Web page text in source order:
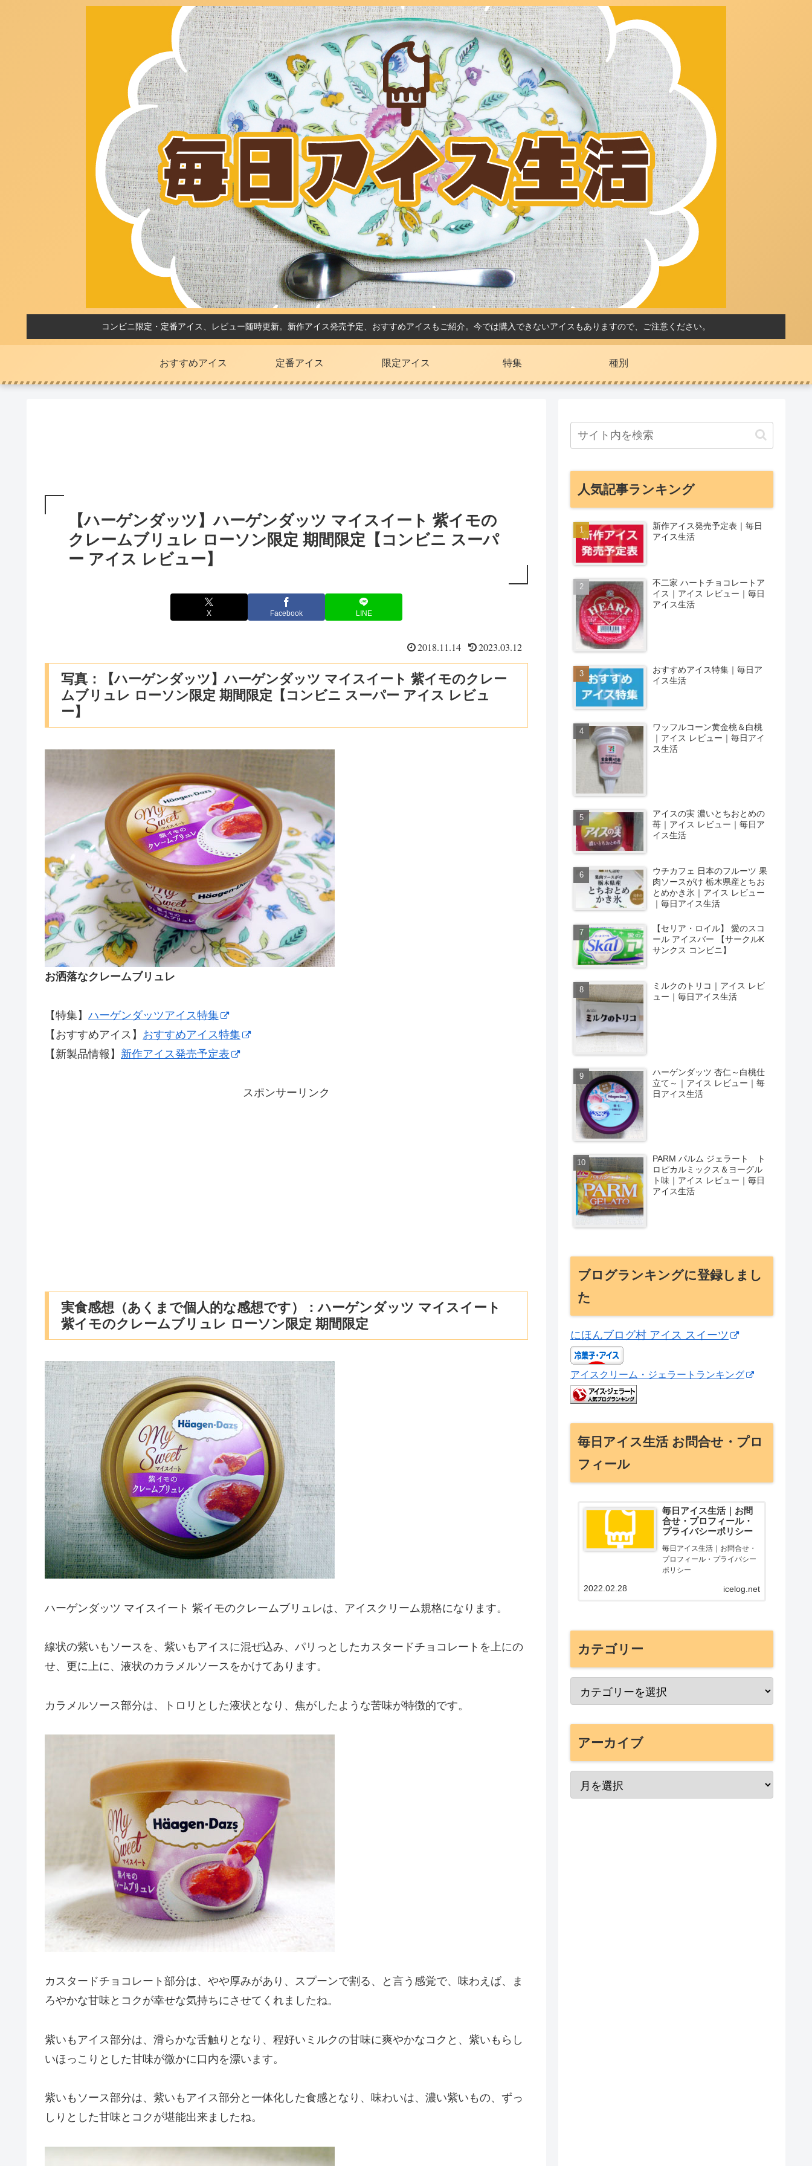
コンビニ限定・定番アイス、レビュー随時更新。新作アイス発売予定、おすすめアイスもご紹介。今では購入できないアイスもありますので、ご注意ください。
おすすめアイス 定番アイス 限定アイス 特集 種別
【ハーゲンダッツ】ハーゲンダッツ マイスイート 紫イモの
クレームブリュレ ローソン限定 期間限定【コンビニ スーパ
ー アイス レビュー】
X Facebook LINE
2018.11.14 2023.03.12
写真：【ハーゲンダッツ】ハーゲンダッツ マイスイート 紫イモのクレー
ムブリュレ ローソン限定 期間限定【コンビニ スーパー アイス レビュ
ー】
お洒落なクレームブリュレ
【特集】 ハーゲンダッツアイス特集
【おすすめアイス】 おすすめアイス特集
【新製品情報】 新作アイス発売予定表
スポンサーリンク
実食感想（あくまで個人的な感想です）：ハーゲンダッツ マイスイート
紫イモのクレームブリュレ ローソン限定 期間限定
ハーゲンダッツ マイスイート 紫イモのクレームブリュレは、アイスクリーム規格になります。
線状の紫いもソースを、紫いもアイスに混ぜ込み、パリっとしたカスタードチョコレートを上にの
せ、更に上に、液状のカラメルソースをかけてあります。
カラメルソース部分は、トロリとした液状となり、焦がしたような苦味が特徴的です。
カスタードチョコレート部分は、やや厚みがあり、スプーンで割る、と言う感覚で、味わえば、ま
ろやかな甘味とコクが幸せな気持ちにさせてくれましたね。
紫いもアイス部分は、滑らかな舌触りとなり、程好いミルクの甘味に爽やかなコクと、紫いもらし
いほっこりとした甘味が微かに口内を漂います。
紫いもソース部分は、紫いもアイス部分と一体化した食感となり、味わいは、濃い紫いもの、ずっ
しりとした甘味とコクが堪能出来ましたね。
人気記事ランキング
新作アイス発売予定表｜毎日
アイス生活
不二家 ハートチョコレートア
イス｜アイス レビュー｜毎日
アイス生活
おすすめアイス特集｜毎日ア
イス生活
ワッフルコーン黄金桃＆白桃
｜アイス レビュー｜毎日アイ
ス生活
アイスの実 濃いとちおとめの
苺｜アイス レビュー｜毎日ア
イス生活
ウチカフェ 日本のフルーツ 果
肉ソースがけ 栃木県産とちお
とめかき氷｜アイス レビュー
｜毎日アイス生活
【セリア・ロイル】 愛のスコ
ール アイスバー 【サークルK
サンクス コンビニ】
ミルクのトリコ｜アイス レビ
ュー｜毎日アイス生活
ハーゲンダッツ 杏仁～白桃仕
立て～｜アイス レビュー｜毎
日アイス生活
PARM パルム ジェラート ト
ロピカルミックス＆ヨーグル
ト味｜アイス レビュー｜毎日
アイス生活
ブログランキングに登録しまし
た
にほんブログ村 アイス スイーツ
アイスクリーム・ジェラートランキング
毎日アイス生活 お問合せ・プロ
フィール
毎日アイス生活｜お問
合せ・プロフィール・
プライバシーポリシー
毎日アイス生活｜お問合せ・
プロフィール・プライバシー
ポリシー
icelog.net
2022.02.28
カテゴリー
アーカイブ